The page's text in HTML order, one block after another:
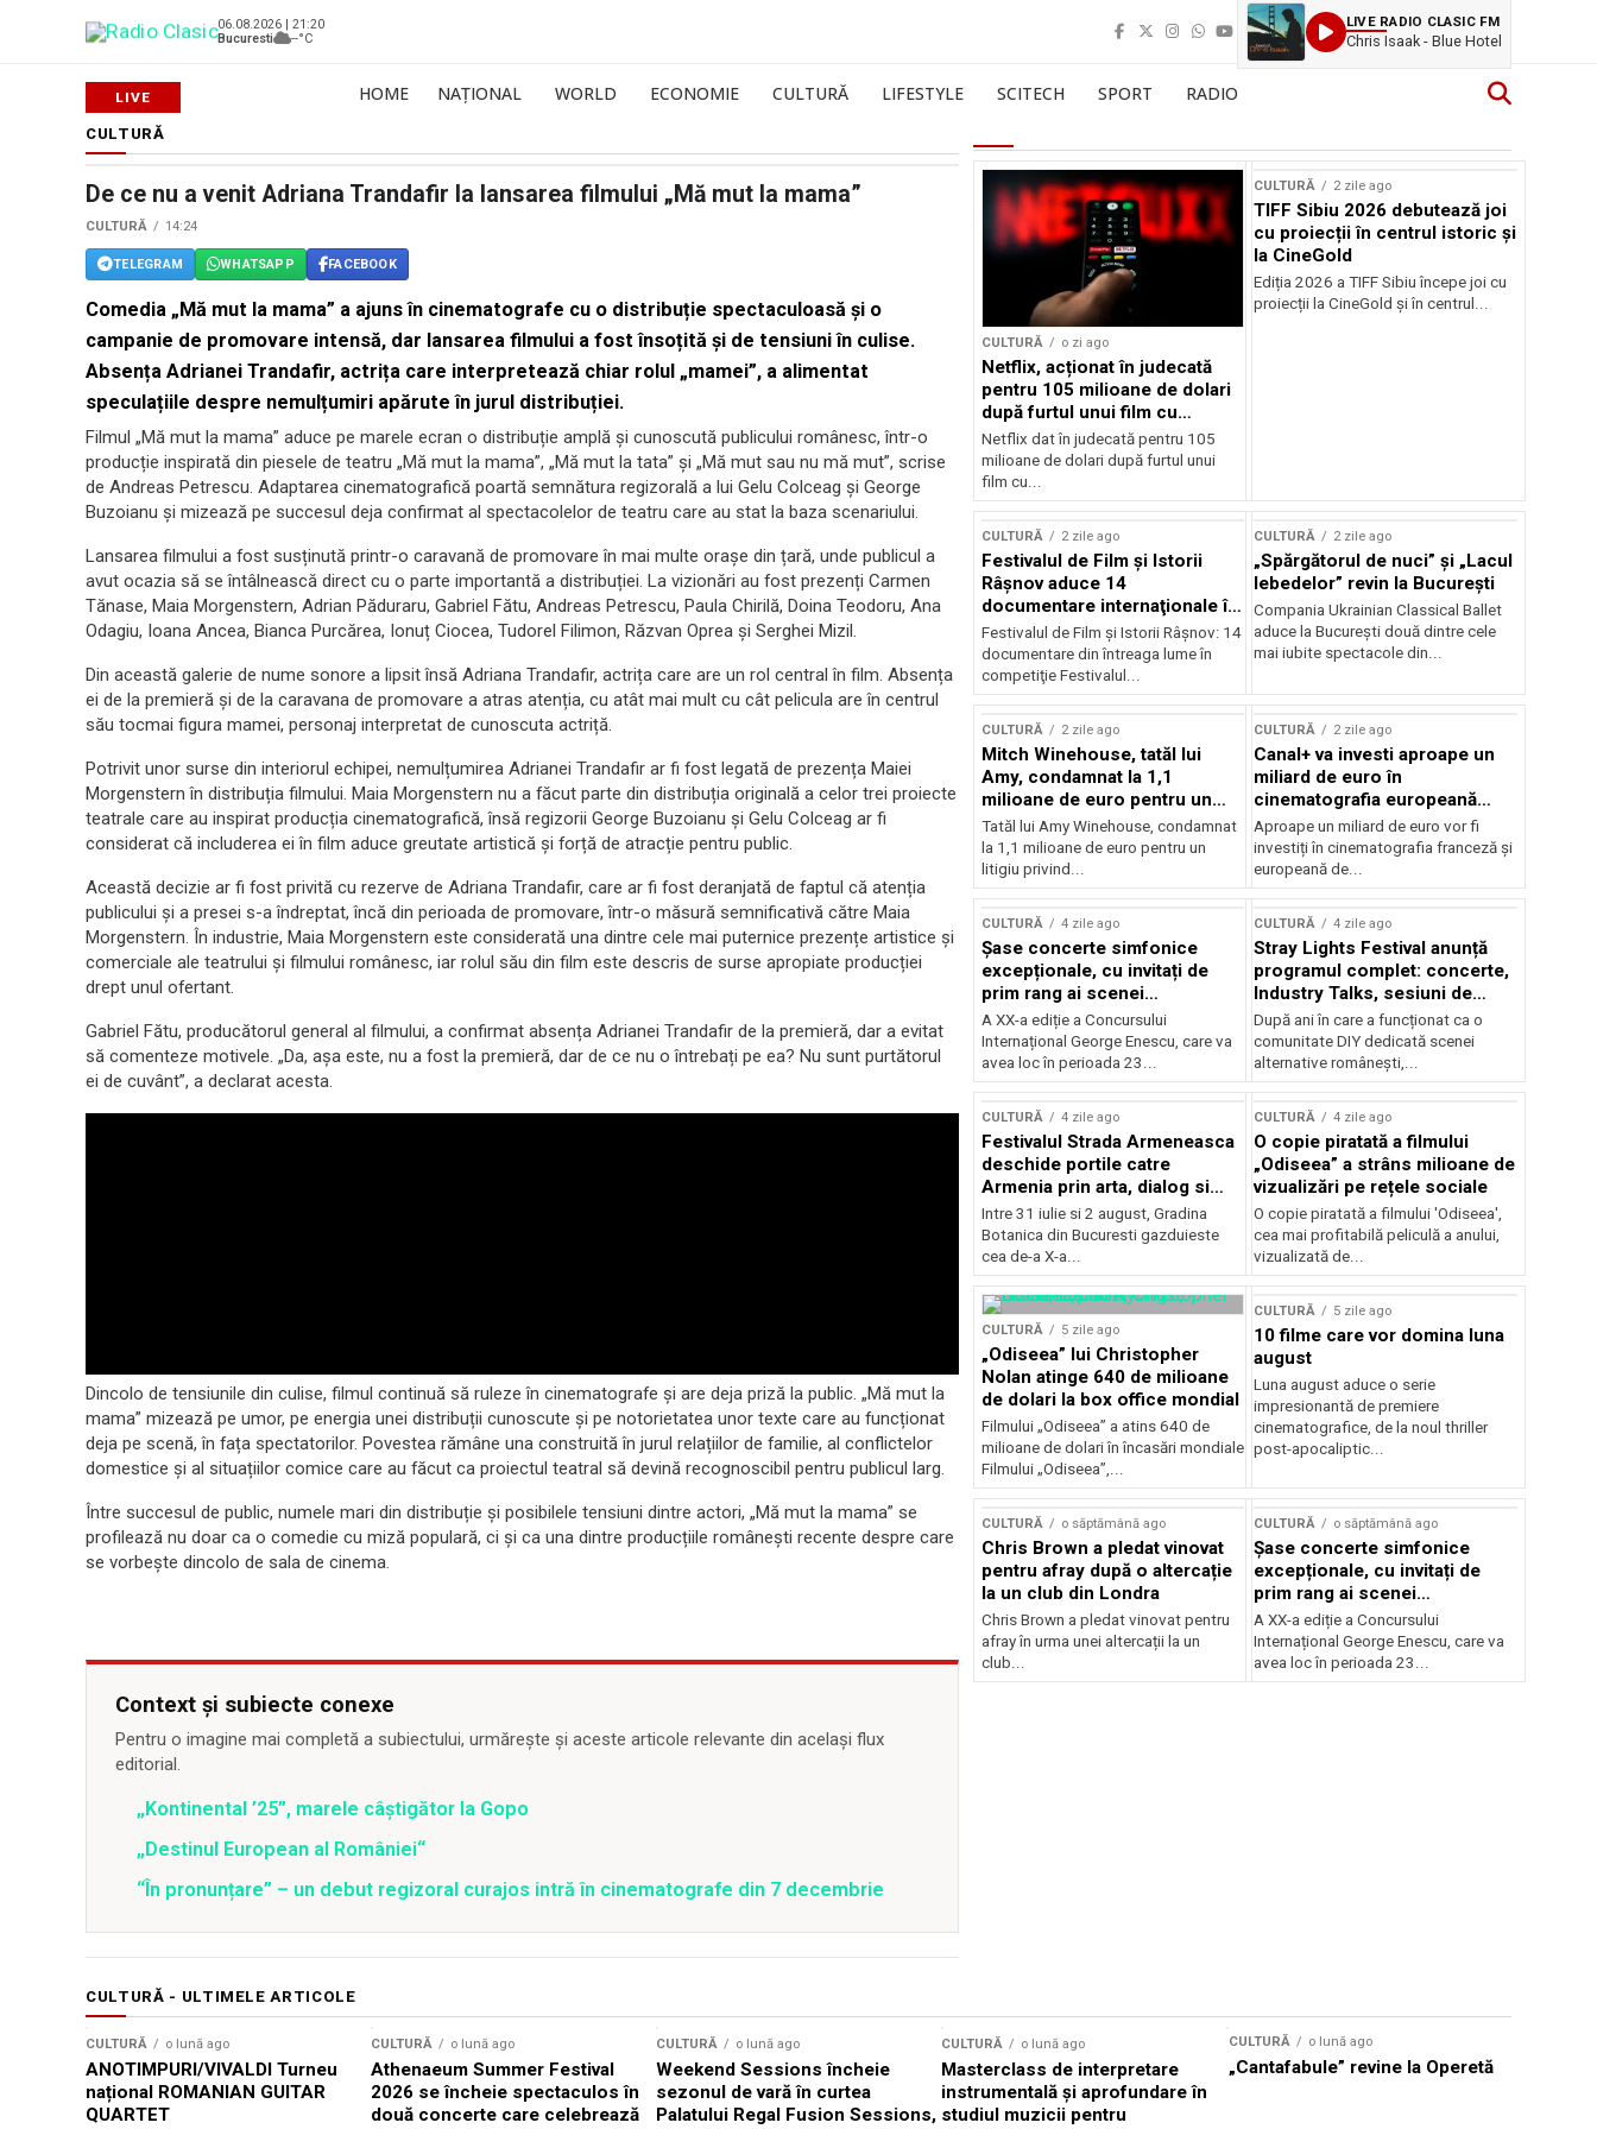
06.08.2026 | 21:20
Bucuresti
--°C
LIVE RADIO CLASIC FM
Chris Isaak - Blue Hotel
HOME NAȚIONAL WORLD ECONOMIE CULTURĂ LIFESTYLE SCITECH SPORT RADIO
CULTURĂ
De ce nu a venit Adriana Trandafir la lansarea filmului „Mă mut la mama”
CULTURĂ 14:24
TELEGRAM WHATSAPP FACEBOOK
Comedia „Mă mut la mama” a ajuns în cinematografe cu o distribuție spectaculoasă și o
campanie de promovare intensă, dar lansarea filmului a fost însoțită și de tensiuni în culise.
Absența Adrianei Trandafir, actrița care interpretează chiar rolul „mamei”, a alimentat
speculațiile despre nemulțumiri apărute în jurul distribuției.
Filmul „Mă mut la mama” aduce pe marele ecran o distribuție amplă și cunoscută publicului românesc, într-o
producție inspirată din piesele de teatru „Mă mut la mama”, „Mă mut la tata” și „Mă mut sau nu mă mut”, scrise
de Andreas Petrescu. Adaptarea cinematografică poartă semnătura regizorală a lui Gelu Colceag și George
Buzoianu și mizează pe succesul deja confirmat al spectacolelor de teatru care au stat la baza scenariului.
Lansarea filmului a fost susținută printr-o caravană de promovare în mai multe orașe din țară, unde publicul a
avut ocazia să se întâlnească direct cu o parte importantă a distribuției. La vizionări au fost prezenți Carmen
Tănase, Maia Morgenstern, Adrian Păduraru, Gabriel Fătu, Andreas Petrescu, Paula Chirilă, Doina Teodoru, Ana
Odagiu, Ioana Ancea, Bianca Purcărea, Ionuț Ciocea, Tudorel Filimon, Răzvan Oprea și Serghei Mizil.
Din această galerie de nume sonore a lipsit însă Adriana Trandafir, actrița care are un rol central în film. Absența
ei de la premieră și de la caravana de promovare a atras atenția, cu atât mai mult cu cât pelicula are în centrul
său tocmai figura mamei, personaj interpretat de cunoscuta actriță.
Potrivit unor surse din interiorul echipei, nemulțumirea Adrianei Trandafir ar fi fost legată de prezența Maiei
Morgenstern în distribuția filmului. Maia Morgenstern nu a făcut parte din distribuția originală a celor trei proiecte
teatrale care au inspirat producția cinematografică, însă regizorii George Buzoianu și Gelu Colceag ar fi
considerat că includerea ei în film aduce greutate artistică și forță de atracție pentru public.
Această decizie ar fi fost privită cu rezerve de Adriana Trandafir, care ar fi fost deranjată de faptul că atenția
publicului și a presei s-a îndreptat, încă din perioada de promovare, într-o măsură semnificativă către Maia
Morgenstern. În industrie, Maia Morgenstern este considerată una dintre cele mai puternice prezențe artistice și
comerciale ale teatrului și filmului românesc, iar rolul său din film este descris de surse apropiate producției
drept unul ofertant.
Gabriel Fătu, producătorul general al filmului, a confirmat absența Adrianei Trandafir de la premieră, dar a evitat
să comenteze motivele. „Da, așa este, nu a fost la premieră, dar de ce nu o întrebați pe ea? Nu sunt purtătorul
ei de cuvânt”, a declarat acesta.
Dincolo de tensiunile din culise, filmul continuă să ruleze în cinematografe și are deja priză la public. „Mă mut la
mama” mizează pe umor, pe energia unei distribuții cunoscute și pe notorietatea unor texte care au funcționat
deja pe scenă, în fața spectatorilor. Povestea rămâne una construită în jurul relațiilor de familie, al conflictelor
domestice și al situațiilor comice care au făcut ca proiectul teatral să devină recognoscibil pentru publicul larg.
Între succesul de public, numele mari din distribuție și posibilele tensiuni dintre actori, „Mă mut la mama” se
profilează nu doar ca o comedie cu miză populară, ci și ca una dintre producțiile românești recente despre care
se vorbește dincolo de sala de cinema.
Context și subiecte conexe
Pentru o imagine mai completă a subiectului, urmărește și aceste articole relevante din același flux
editorial.
„Kontinental ’25”, marele câștigător la Gopo
„Destinul European al României“
“În pronunțare” – un debut regizoral curajos intră în cinematografe din 7 decembrie
CULTURĂ o zi ago
Netflix, acționat în judecată
pentru 105 milioane de dolari
după furtul unui film cu
Nicolas Cage
Netflix dat în judecată pentru 105
milioane de dolari după furtul unui
film cu...
CULTURĂ 2 zile ago
TIFF Sibiu 2026 debutează joi
cu proiecții în centrul istoric și
la CineGold
Ediția 2026 a TIFF Sibiu începe joi cu
proiecții la CineGold și în centrul...
CULTURĂ 2 zile ago
Festivalul de Film şi Istorii
Râşnov aduce 14
documentare internaţionale în
premieră
Festivalul de Film şi Istorii Râşnov: 14
documentare din întreaga lume în
competiţie Festivalul...
CULTURĂ 2 zile ago
„Spărgătorul de nuci” și „Lacul
lebedelor” revin la București
Compania Ukrainian Classical Ballet
aduce la București două dintre cele
mai iubite spectacole din...
CULTURĂ 2 zile ago
Mitch Winehouse, tatăl lui
Amy, condamnat la 1,1
milioane de euro pentru un
litigiu pierdut
Tatăl lui Amy Winehouse, condamnat
la 1,1 milioane de euro pentru un
litigiu privind...
CULTURĂ 2 zile ago
Canal+ va investi aproape un
miliard de euro în
cinematografia europeană
până în 2032
Aproape un miliard de euro vor fi
investiți în cinematografia franceză și
europeană de...
CULTURĂ 4 zile ago
Șase concerte simfonice
excepționale, cu invitați de
prim rang ai scenei
internaționale și ansambluri
orchestrale românești de
prestigiu, în programul
Concursului Enescu 2026
A XX-a ediție a Concursului
Internațional George Enescu, care va
avea loc în perioada 23...
CULTURĂ 4 zile ago
Stray Lights Festival anunță
programul complet: concerte,
Industry Talks, sesiuni de
audiție și noi opțiuni de
participare pentru public
După ani în care a funcționat ca o
comunitate DIY dedicată scenei
alternative românești,...
CULTURĂ 4 zile ago
Festivalul Strada Armeneasca
deschide portile catre
Armenia prin arta, dialog si
patrimoniu, intre 31 iulie si 2
august, la Gradina Botanica din
Bucuresti
Intre 31 iulie si 2 august, Gradina
Botanica din Bucuresti gazduieste
cea de-a X-a...
CULTURĂ 4 zile ago
O copie piratată a filmului
„Odiseea” a strâns milioane de
vizualizări pe rețele sociale
O copie piratată a filmului 'Odiseea',
cea mai profitabilă peliculă a anului,
vizualizată de...
CULTURĂ 5 zile ago
„Odiseea” lui Christopher
Nolan atinge 640 de milioane
de dolari la box office mondial
Filmului „Odiseea” a atins 640 de
milioane de dolari în încasări mondiale
Filmului „Odiseea”,...
CULTURĂ 5 zile ago
10 filme care vor domina luna
august
Luna august aduce o serie
impresionantă de premiere
cinematografice, de la noul thriller
post-apocaliptic...
CULTURĂ o săptămână ago
Chris Brown a pledat vinovat
pentru afray după o altercație
la un club din Londra
Chris Brown a pledat vinovat pentru
afray în urma unei altercații la un
club...
CULTURĂ o săptămână ago
Șase concerte simfonice
excepționale, cu invitați de
prim rang ai scenei
internaționale și ansambluri
orchestrale românești de
prestigiu, în programul
Concursului Enescu 2026
A XX-a ediție a Concursului
Internațional George Enescu, care va
avea loc în perioada 23...
CULTURĂ - ULTIMELE ARTICOLE
CULTURĂ o lună ago
ANOTIMPURI/VIVALDI Turneu
național ROMANIAN GUITAR
QUARTET
CULTURĂ o lună ago
Athenaeum Summer Festival
2026 se încheie spectaculos în
două concerte care celebrează
CULTURĂ o lună ago
Weekend Sessions încheie
sezonul de vară în curtea
Palatului Regal Fusion Sessions,
CULTURĂ o lună ago
Masterclass de interpretare
instrumentală și aprofundare în
studiul muzicii pentru
CULTURĂ o lună ago
„Cantafabule” revine la Operetă